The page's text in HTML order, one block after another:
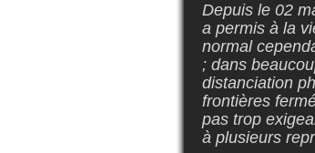
Depuis le 02
a permis à la
normal
; dans
distanciation
frontières
pas trop
à plusieurs